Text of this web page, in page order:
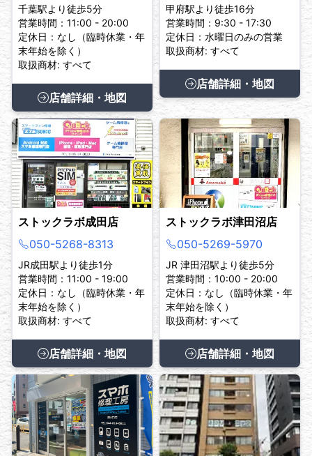
千葉駅より徒歩5分
営業時間：11:00 - 20:00
定休日：なし（臨時休業・年
末年始を除く）
取扱商材: すべて
店舗詳細・地図
甲府駅より徒歩16分
営業時間：9:30 - 17:30
定休日：水曜日のみの営業
取扱商材: すべて
店舗詳細・地図
ストックラボ成田店
050-5268-8313
JR成田駅より徒歩1分
営業時間：11:00 - 19:00
定休日：なし（臨時休業・年
末年始を除く）
取扱商材: すべて
店舗詳細・地図
ストックラボ津田沼店
050-5269-5970
JR 津田沼駅より徒歩5分
営業時間：10:00 - 20:00
定休日：なし（臨時休業・年
末年始を除く）
取扱商材: すべて
店舗詳細・地図